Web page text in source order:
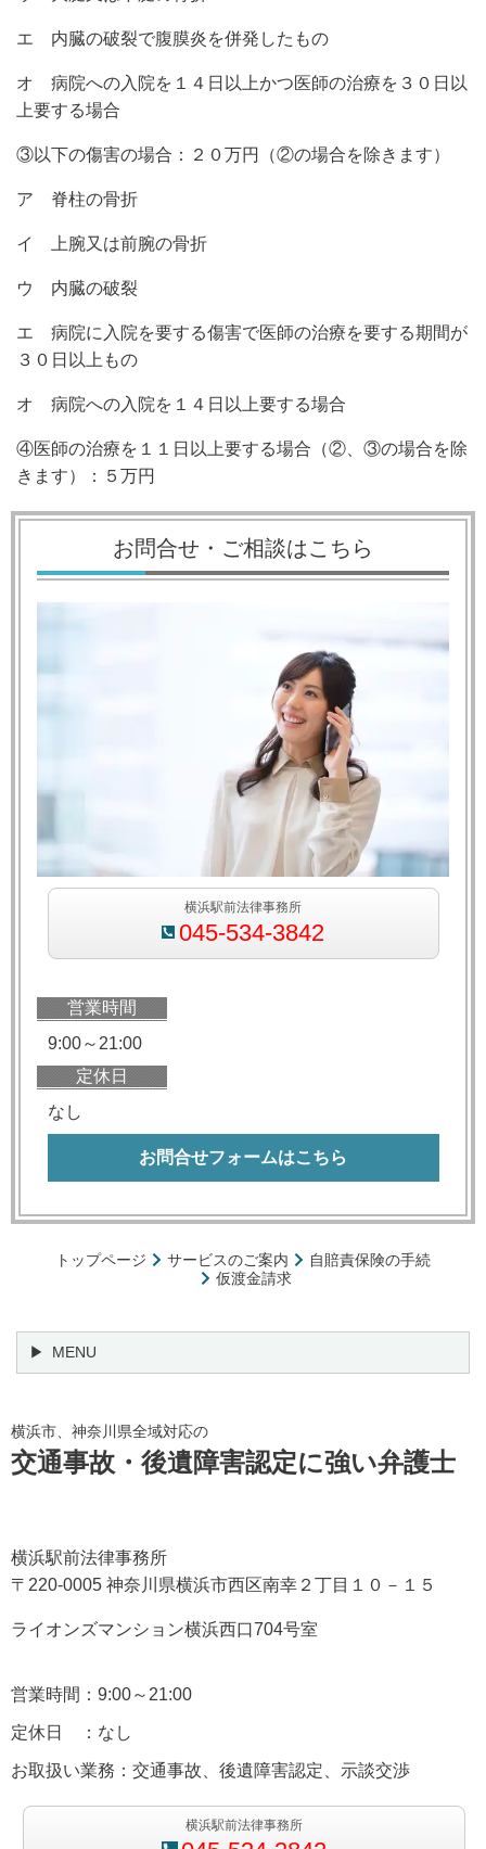
エ 内臓の破裂で腹膜炎を併発したもの
オ 病院への入院を１４日以上かつ医師の治療を３０日以
上要する場合
③以下の傷害の場合：２０万円（②の場合を除きます）
ア 脊柱の骨折
イ 上腕又は前腕の骨折
ウ 内臓の破裂
エ 病院に入院を要する傷害で医師の治療を要する期間が
３０日以上もの
オ 病院への入院を１４日以上要する場合
④医師の治療を１１日以上要する場合（②、③の場合を除
きます）：５万円
お問合せ・ご相談はこちら
横浜駅前法律事務所
045-534-3842
営業時間
9:00～21:00
定休日
なし
お問合せフォームはこちら
トップページ サービスのご案内
自賠責保険の手続
仮渡金請求
MENU
横浜市、神奈川県全域対応の
交通事故・後遺障害認定に強い弁護士
横浜駅前法律事務所
〒220-0005 神奈川県横浜市西区南幸２丁目１０－１５
ライオンズマンション横浜西口704号室
営業時間：9:00～21:00
定休日 ：なし
お取扱い業務：交通事故、後遺障害認定、示談交渉
横浜駅前法律事務所